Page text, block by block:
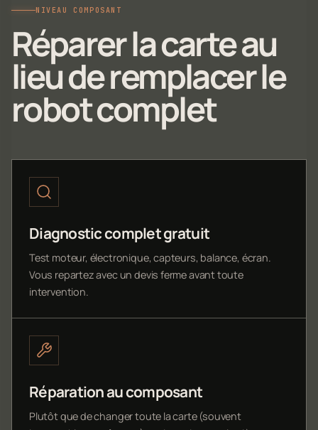
NIVEAU COMPOSANT
Réparer la carte au
lieu de remplacer le
robot complet
Diagnostic complet gratuit
Test moteur, électronique, capteurs, balance, écran.
Vous repartez avec un devis ferme avant toute
intervention.
Réparation au composant
Plutôt que de changer toute la carte (souvent